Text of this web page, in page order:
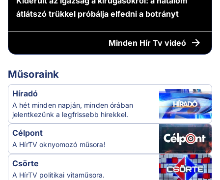
átlátszó trükkel próbálja elfedni a botrányt
Minden Hír Tv videó
Műsoraink
Híradó
A hét minden napján, minden órában
jelentkezünk a legfrissebb hírekkel.
Célpont
A HírTV oknyomozó műsora!
Csörte
A HírTV politikai vitaműsora.